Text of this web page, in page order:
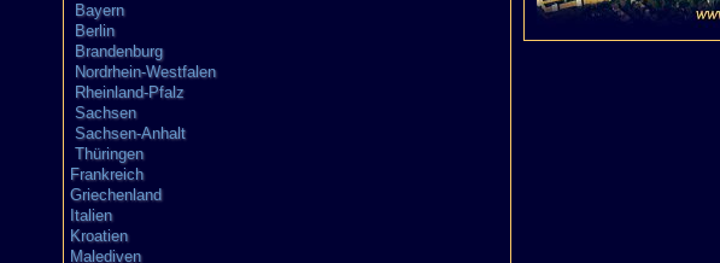
Bayern
Berlin
Brandenburg
Nordrhein-Westfalen
Rheinland-Pfalz
Sachsen
Sachsen-Anhalt
Thüringen
Frankreich
Griechenland
Italien
Kroatien
Malediven